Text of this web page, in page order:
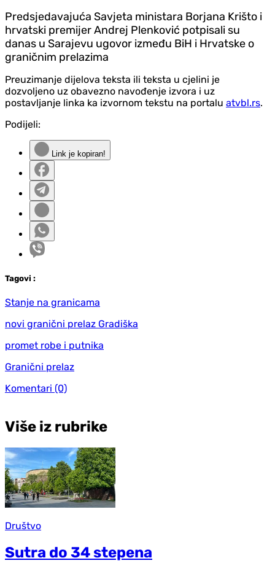
Predsjedavajuća Savjeta ministara Borjana Krišto i
hrvatski premijer Andrej Plenković potpisali su
danas u Sarajevu ugovor između BiH i Hrvatske o
graničnim prelazima
Preuzimanje dijelova teksta ili teksta u cjelini je
dozvoljeno uz obavezno navođenje izvora i uz
postavljanje linka ka izvornom tekstu na portalu atvbl.rs.
Podijeli:
Link je kopiran!
Tagovi :
Stanje na granicama
novi granični prelaz Gradiška
promet robe i putnika
Granični prelaz
Komentari (0)
Više iz rubrike
Društvo
Sutra do 34 stepena